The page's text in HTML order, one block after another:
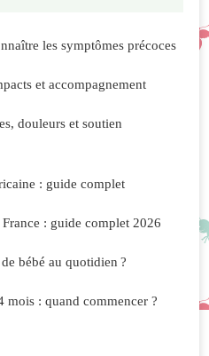
les symptômes précoces
et accompagnement
douleurs et soutien
: guide complet
: guide complet 2026
bébé au quotidien ?
: quand commencer ?